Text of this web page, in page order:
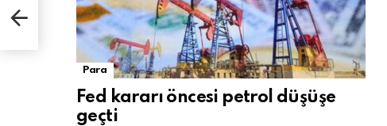
Para
Fed kararı öncesi petrol düşüşe
geçti